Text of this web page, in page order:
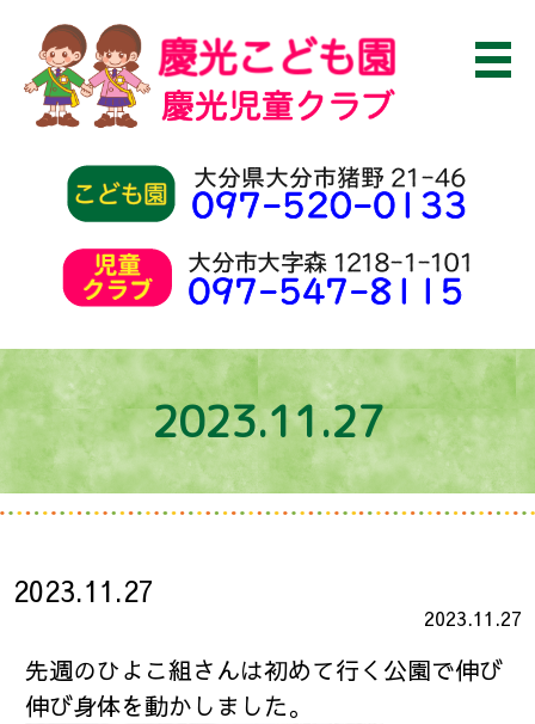
2023.11.27
2023.11.27
2023.11.27
先週のひよこ組さんは初めて行く公園で伸び
伸び身体を動かしました。